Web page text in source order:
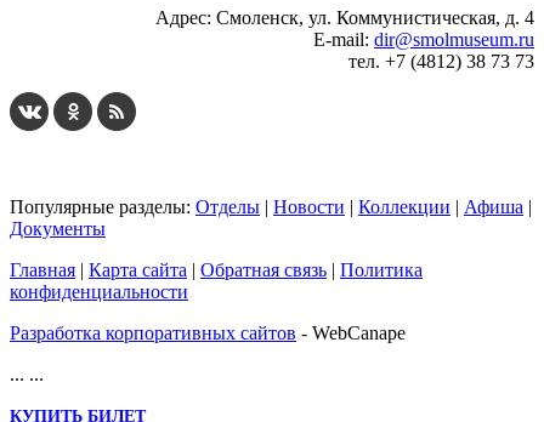
Адрес: Смоленск, ул. Коммунистическая, д. 4
E-mail: dir@smolmuseum.ru
тел. +7 (4812) 38 73 73
Популярные разделы: Отделы | Новости | Коллекции | Афиша |
Документы
Главная | Карта сайта | Обратная связь | Политика
конфиденциальности
Разработка корпоративных сайтов - WebCanape
... ...
КУПИТЬ БИЛЕТ